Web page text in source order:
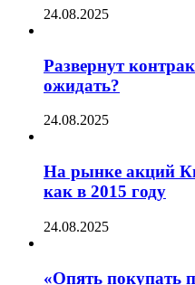
24.08.2025
Развернут
ожидать?
24.08.2025
На рынке акций
как в 2015 году
24.08.2025
«Опять покупать